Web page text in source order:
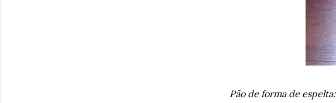
Pão de forma de espelta: